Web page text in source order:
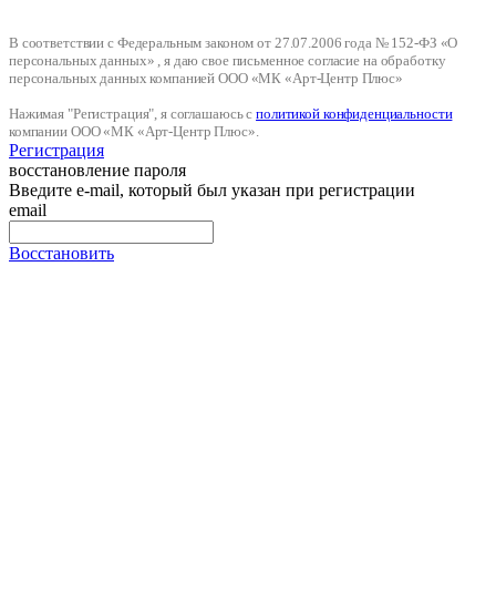
В соответствии с Федеральным законом от 27.07.2006 года № 152-ФЗ «О
персональных данных» , я даю свое письменное согласие на обработку
персональных данных компанией ООО «МК «Арт-Центр Плюс»
Нажимая "Регистрация", я соглашаюсь сполитикой конфиденциальности
компании ООО «МК «Арт-Центр Плюс».
Регистрация
восстановление пароля
Введите e-mail, который был указан при регистрации
email
Восстановить